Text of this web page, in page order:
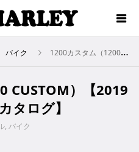
バイク 1200カスタム（1200 CUSTOM）【2019年モデル／ハーレーカタログ】
CUSTOM）【2019
タログ】
, バイク